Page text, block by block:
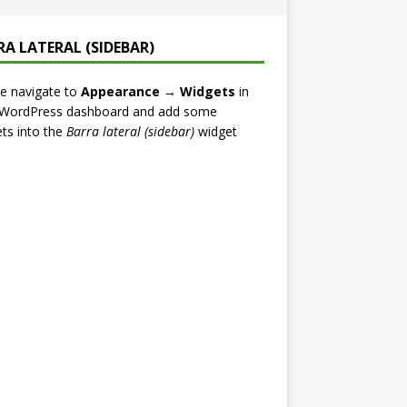
LATERAL (SIDEBAR)
navigate to Appearance → Widgets in
dashboard and add some
into the Barra lateral (sidebar)widget